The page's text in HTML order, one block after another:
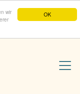
OK
wir